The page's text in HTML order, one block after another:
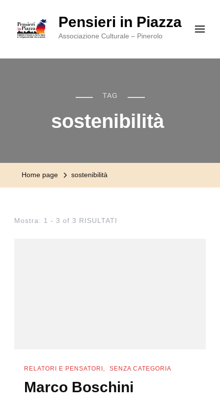
Pensieri in Piazza
Associazione Culturale – Pinerolo
TAG
sostenibilità
Home page sostenibilità
Mostra: 1 - 3 of 3 RISULTATI
RELATORI E PENSATORI SENZA CATEGORIA
Marco Boschini